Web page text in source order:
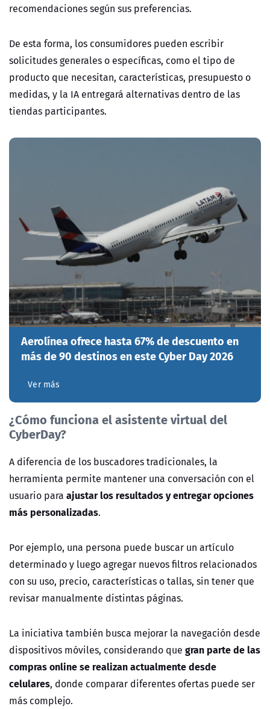
recomendaciones según sus preferencias.
De esta forma, los consumidores pueden escribir
solicitudes generales o específicas, como el tipo de
producto que necesitan, características, presupuesto o
medidas, y la IA entregará alternativas dentro de las
tiendas participantes.
Aerolínea ofrece hasta 67% de descuento en
más de 90 destinos en este Cyber Day 2026
Ver más
¿Cómo funciona el asistente virtual del
CyberDay?
A diferencia de los buscadores tradicionales, la
herramienta permite mantener una conversación con el
usuario para ajustar los resultados y entregar opciones
más personalizadas.
Por ejemplo, una persona puede buscar un artículo
determinado y luego agregar nuevos filtros relacionados
con su uso, precio, características o tallas, sin tener que
revisar manualmente distintas páginas.
La iniciativa también busca mejorar la navegación desde
dispositivos móviles, considerando que gran parte de las
compras online se realizan actualmente desde
celulares, donde comparar diferentes ofertas puede ser
más complejo.